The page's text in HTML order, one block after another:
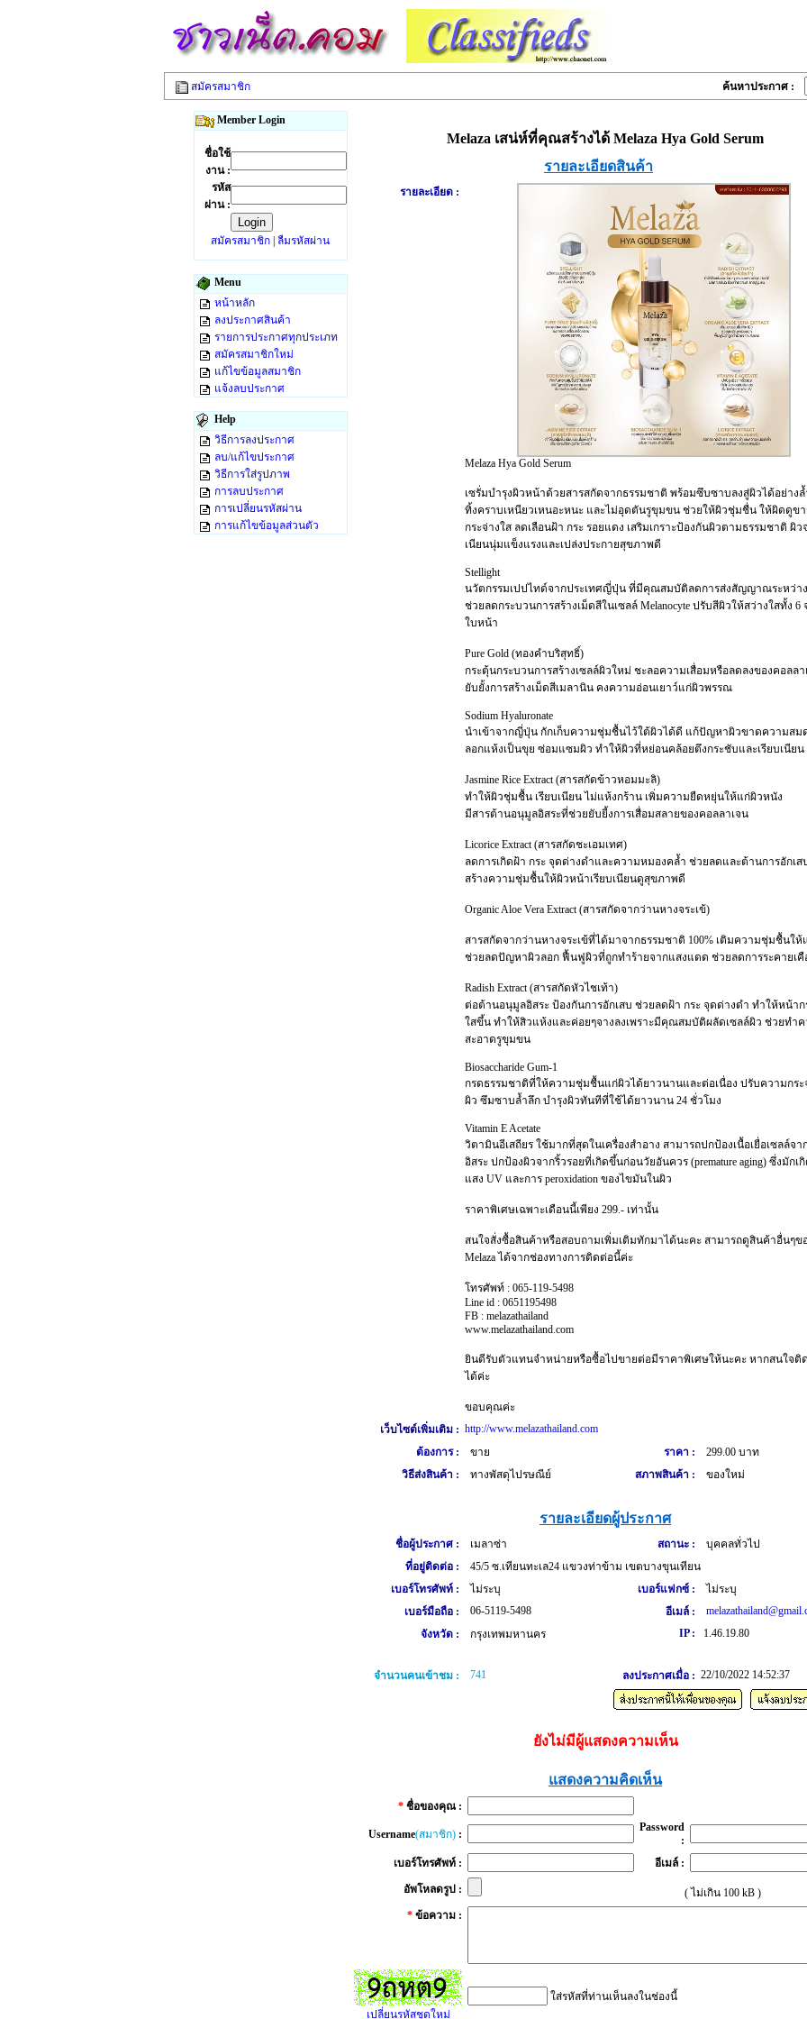
สมัครสมาชิก ค้นหาประกาศ :
Member Login
ชื่อใช้
งาน :
รหัส
ผ่าน :
สมัครสมาชิก ลืมรหัสผ่าน
Menu
หน้าหลัก
ลงประกาศสินค้า
รายการประกาศทุกประเภท
สมัครสมาชิกใหม่
แก้ไขข้อมูลสมาชิก
แจ้งลบประกาศ
Help
วิธีการลงประกาศ
ลบ/แก้ไขประกาศ
วิธีการใส่รูปภาพ
การลบประกาศ
การเปลี่ยนรหัสผ่าน
การแก้ไขข้อมูลส่วนตัว
Melaza เสน่ห์ที่คุณสร้างได้ Melaza Hya Gold Serum
รายละเอียดสินค้า
รายละเอียด :
Melaza Hya Gold Serum
เซรั่มบำรุงผิวหน้าด้วยสารสกัดจากธรรมชาติ พร้อมซึบซาบลงสู่ผิวได้อย่างล้
ทิ้งคราบเหนียวเหนอะหนะ และไม่อุดตันรูขุมขน ช่วยให้ผิวชุ่มชื่น ให้ผิดดูขา
กระจ่างใส ลดเลือนฝ้า กระ รอยแดง เสริมเกราะป้องกันผิวตามธรรมชาติ ผิว
เนียนนุ่มแข็งแรงและเปล่งประกายสุขภาพดี
Stellight
นวัตกรรมเปปไทด์จากประเทศญี่ปุ่น ที่มีคุณสมบัติลดการส่งสัญญาณระหว่าง
ช่วยลดกระบวนการสร้างเม็ดสีในเซลล์ Melanocyte ปรับสีผิวให้สว่างใสทั้ง 6
ใบหน้า
Pure Gold (ทองคำบริสุทธิ์)
กระตุ้นกระบวนการสร้างเซลล์ผิวใหม่ ชะลอความเสื่อมหรือลดลงของคอลลา
ยับยั้งการสร้างเม็ดสีเมลานิน คงความอ่อนเยาว์แก่ผิวพรรณ
Sodium Hyaluronate
นำเข้าจากญี่ปุ่น กักเก็บความชุ่มชื้นไว้ใต้ผิวได้ดี แก้ปัญหาผิวขาดความสม
ลอกแห้งเป็นขุย ซ่อมแซมผิว ทำให้ผิวที่หย่อนคล้อยตึงกระชับและเรียบเนียน
Jasmine Rice Extract (สารสกัดข้าวหอมมะลิ)
ทำให้ผิวชุ่มชื้น เรียบเนียน ไม่แห้งกร้าน เพิ่มความยืดหยุ่นให้แก่ผิวหนัง
มีสารต้านอนุมูลอิสระที่ช่วยยับยี้งการเสื่อมสลายของคอลลาเจน
Licorice Extract (สารสกัดชะเอมเทศ)
ลดการเกิดฝ้า กระ จุดด่างดำและความหมองคล้ำ ช่วยลดและต้านการอักเส
สร้างความชุ่มชื้นให้ผิวหน้าเรียบเนียนดูสุขภาพดี
Organic Aloe Vera Extract (สารสกัดจากว่านหางจระเข้)
สารสกัดจากว่านหางจระเข้ที่ได้มาจากธรรมชาติ 100% เติมความชุ่มชื้นให้
ช่วยลดปัญหาผิวลอก ฟื้นฟูผิวที่ถูกทำร้ายจากแสงแดด ช่วยลดการระคายเคื
Radish Extract (สารสกัดหัวไชเท้า)
ต่อต้านอนุมูลอิสระ ป้องกันการอักเสบ ช่วยลดฝ้า กระ จุดด่างดำ ทำให้หน้าก
ใสขึ้น ทำให้สิวแห้งและค่อยๆจางลงเพราะมีคุณสมบัติผลัดเซลล์ผิว ช่วยทำค
สะอาดรูขุมขน
Biosaccharide Gum-1
กรดธรรมชาติที่ให้ความชุ่มชื้นแก่ผิวได้ยาวนานและต่อเนื่อง ปรับความกระ
ผิว ซึมซาบล้ำลึก บำรุงผิวทันทีที่ใช้ได้ยาวนาน 24 ชั่วโมง
Vitamin E Acetate
วิตามินอีเสถียร ใช้มากที่สุดในเครื่องสำอาง สามารถปกป้องเนื้อเยื่อเซลล์จา
อิสระ ปกป้องผิวจากริ้วรอยที่เกิดขึ้นก่อนวัยอันควร (premature aging) ซึ่งมักเ
แสง UV และการ peroxidation ของไขมันในผิว
ราคาพิเศษเฉพาะเดือนนี้เพียง 299.- เท่านั้น
สนใจสั่งซื้อสินค้าหรือสอบถามเพิ่มเติมทักมาได้นะคะ สามารถดูสินค้าอื่นๆข
Melaza ได้จากช่องทางการติดต่อนี้ค่ะ
โทรศัพท์ : 065-119-5498
Line id : 0651195498
FB : melazathailand
www.melazathailand.com
ยินดีรับตัวแทนจำหน่ายหรือซื้อไปขายต่อมีราคาพิเศษให้นะคะ หากสนใจติ
ได้ค่ะ
ขอบคุณค่ะ
เว็บไซต์เพิ่มเติม : http://www.melazathailand.com
ต้องการ :
ขาย ราคา :
299.00 บาท
วิธีส่งสินค้า :
ทางพัสดุไปรษณีย์ สภาพสินค้า : ของใหม่
รายละเอียดผู้ประกาศ
ชื่อผู้ประกาศ : เมลาซ่า สถานะ :
บุคคลทั่วไป
ที่อยู่ติดต่อ :
45/5 ซ.เทียนทะเล24 แขวงท่าข้าม เขตบางขุนเทียน
เบอร์โทรศัพท์ :
ไม่ระบุ เบอร์แฟกซ์ :
ไม่ระบุ
เบอร์มือถือ :
06-5119-5498 อีเมล์ :
จังหวัด :
กรุงเทพมหานคร IP : 1.46.19.80
จำนวนคนเข้าชม : 741 ลงประกาศเมื่อ : 22/10/2022 14:52:37
ยังไม่มีผู้แสดงความเห็น
แสดงความคิดเห็น
* ชื่อของคุณ :
Username(สมาชิก) :
Password
:
เบอร์โทรศัพท์ :
อีเมล์ :
อัพโหลดรูป :
( ไม่เกิน 100 kB )
* ข้อความ :
เปลี่ยนรหัสชุดใหม่
ใส่รหัสที่ท่านเห็นลงในช่องนี้